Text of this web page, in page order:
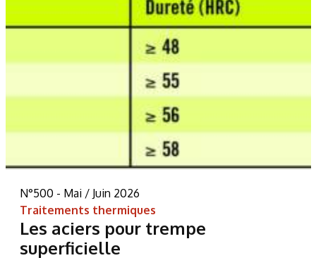
N°500 - Mai / Juin 2026
Traitements thermiques
Les aciers pour trempe
superficielle